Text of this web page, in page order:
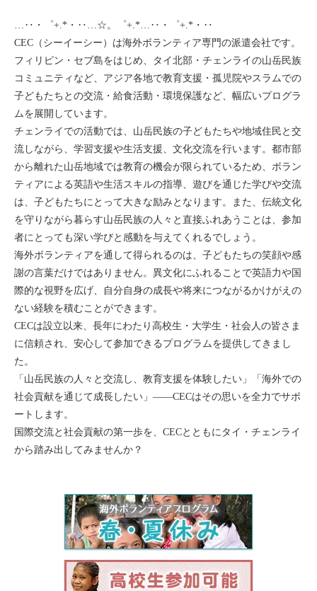
…‥・゜+.*・‥…☆。゜+.*…‥・゜+.*・‥
CEC（シーイーシー）は海外ボランティア専門の派遣会社です。
フィリピン・セブ島をはじめ、タイ北部・チェンライの山岳民族
コミュニティなど、アジア各地で教育支援・孤児院やスラムでの
子どもたちとの交流・給食活動・環境保護など、幅広いプログラ
ムを展開しています。
チェンライでの活動では、山岳民族の子どもたちや地域住民と交
流しながら、学習支援や生活支援、文化交流を行います。都市部
から離れた山岳地域では教育の機会が限られているため、ボラン
ティアによる英語や生活スキルの指導、遊びを通じた学びや交流
は、子どもたちにとって大きな励みとなります。また、伝統文化
を守りながら暮らす山岳民族の人々と直接ふれあうことは、参加
者にとっても深い学びと感動を与えてくれるでしょう。
海外ボランティアを通して得られるのは、子どもたちの笑顔や感
謝の言葉だけではありません。異文化にふれることで英語力や国
際的な視野を広げ、自分自身の成長や将来につながるかけがえの
ない経験を積むことができます。
CECは設立以来、長年にわたり高校生・大学生・社会人の皆さま
に信頼され、安心して参加できるプログラムを提供してきまし
た。
「山岳民族の人々と交流し、教育支援を体験したい」「海外での
社会貢献を通じて成長したい」――CECはその思いを全力でサポ
ートします。
国際交流と社会貢献の第一歩を、CECとともにタイ・チェンライ
から踏み出してみませんか？